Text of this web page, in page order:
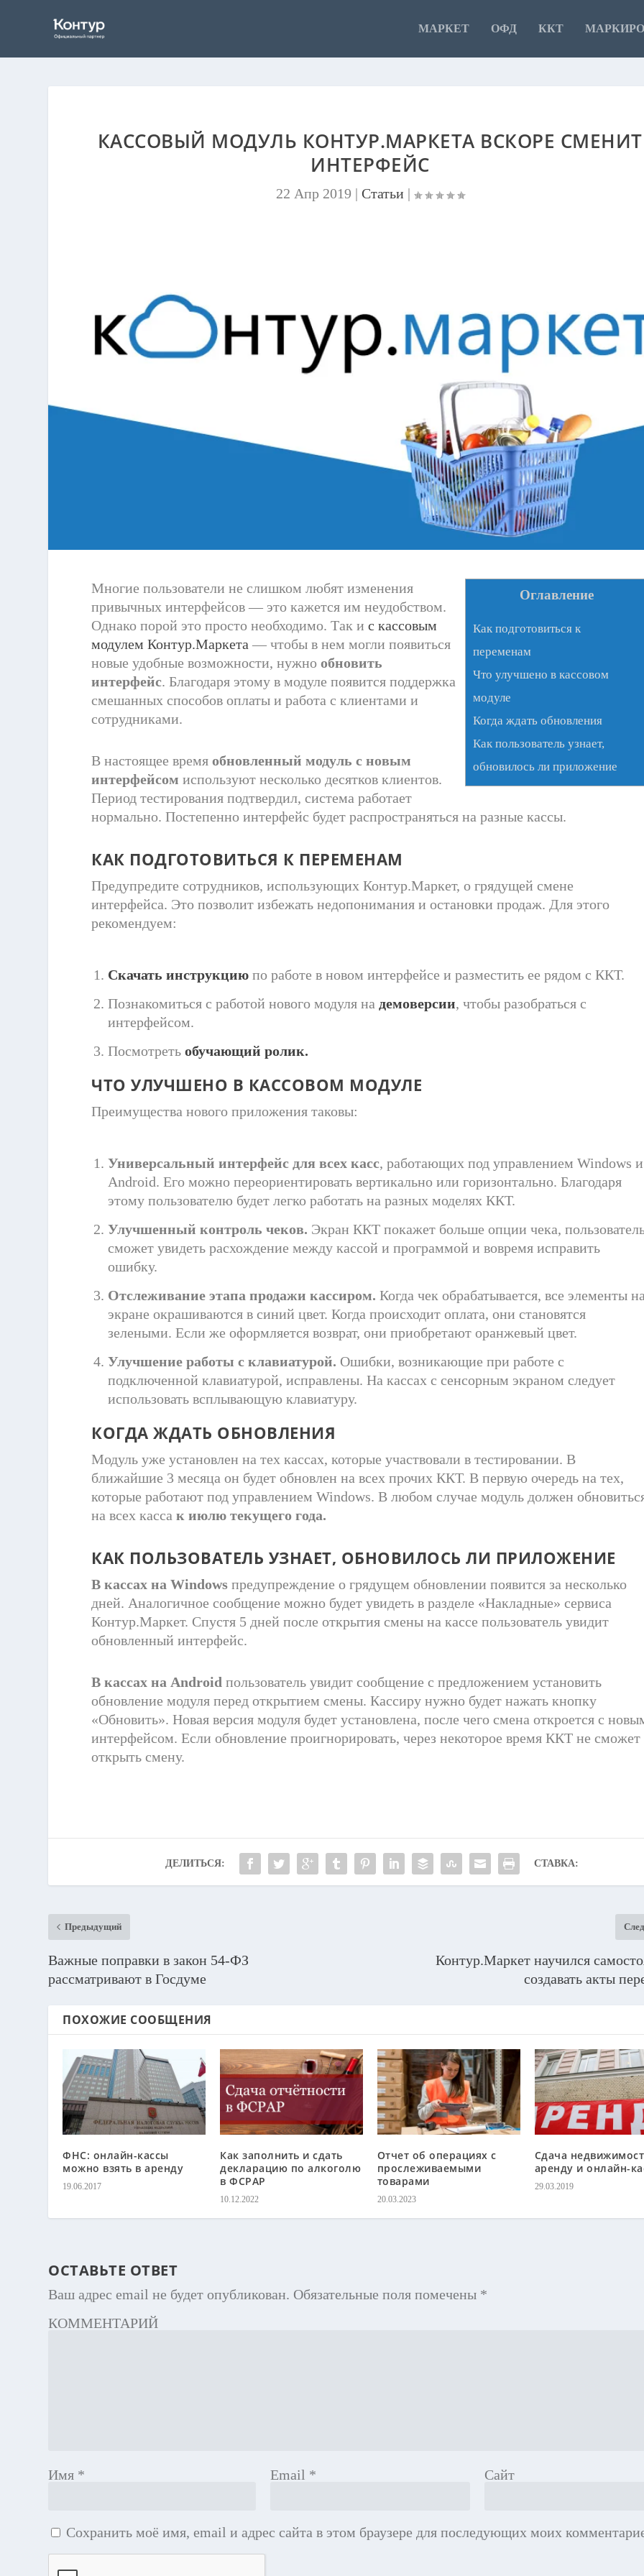
МАРКЕТ ОФД ККТ
КАССОВЫЙ МОДУЛЬ КОНТУР.МАРКЕТА ВСКОРЕ СМЕНИТ
ИНТЕРФЕЙС
22 Апр 2019 | Статьи |
Оглавление
Как подготовиться к
переменам
Что улучшено в кассовом
модуле
Когда ждать обновления
Как пользователь узнает,
обновилось ли приложение
Многие пользователи не слишком любят изменения
привычных интерфейсов — это кажется им неудобством.
Однако порой это просто необходимо. Так ис кассовым
модулем Контур.Маркета — чтобы в нем могли появиться
новые удобные возможности, нужнообновить
интерфейс. Благодаря этому в модуле появится поддержка
смешанных способов оплаты и работа с клиентами и
сотрудниками.
В настоящее времяобновленный модуль с новым
интерфейсом используют несколько десятков клиентов.
Период тестирования подтвердил, система работает
нормально. Постепенно интерфейс будет распространяться на разные кассы.
КАК ПОДГОТОВИТЬСЯ К ПЕРЕМЕНАМ
Предупредите сотрудников, использующих Контур.Маркет, о грядущей смене
интерфейса. Это позволит избежать недопонимания и остановки продаж. Для этого
рекомендуем:
Скачать инструкцию по работе в новом интерфейсе и разместить ее рядом с ККТ.
Познакомиться с работой нового модуля на демоверсии, чтобы разобраться с
интерфейсом.
Посмотретьобучающий ролик.
ЧТО УЛУЧШЕНО В КАССОВОМ МОДУЛЕ
Преимущества нового приложения таковы:
Универсальный интерфейс для всех касс, работающих под управлениемWindows и
Android. Его можно переориентировать вертикально или горизонтально. Благодаря
этому пользователю будет легко работать на разных моделях ККТ.
Улучшенный контроль чеков. Экран ККТ покажет больше опции чека,
сможет увидеть расхождение между кассой и программой и вовремя исправить
ошибку.
Отслеживание этапа продажи кассиром. Когда чек обрабатывается, все элементы
экране окрашиваются в синий цвет. Когда происходит оплата, они становятся
зелеными. Если же оформляется возврат, они приобретают оранжевый цвет.
Улучшение работы с клавиатурой. Ошибки, возникающие при работе с
подключенной клавиатурой, исправлены. На кассах с сенсорным экраном следует
использовать всплывающую клавиатуру.
КОГДА ЖДАТЬ ОБНОВЛЕНИЯ
Модуль уже установлен на тех кассах, которые участвовали в тестировании. В
ближайшие 3 месяца он будет обновлен на всех прочих ККТ. В первую очередь на тех,
которые работают под управлениемWindows.В любом случае модуль должен
на всех кассак июлю текущего года.
КАК ПОЛЬЗОВАТЕЛЬ УЗНАЕТ, ОБНОВИЛОСЬЛИ ПРИЛОЖЕНИЕ
В кассахна Windows предупреждение о грядущем обновлении появится за несколько
дней. Аналогичное сообщениеможно будет увидеть в разделе «Накладные»сервиса
Контур.Маркет. Спустя 5 дней после открытия смены на кассе пользователь увидит
обновленный интерфейс.
В кассах на Android пользователь увидит сообщение с предложениемустановить
обновлениемодуля перед открытием смены. Кассиру нужно будет нажать кнопку
«Обновить». Новая версия модуля будет установлена, после чегосмена откроетсяснов
интерфейсом.Если обновление проигнорировать, через некоторое времяККТ не сможет
открыть смену.
ДЕЛИТЬСЯ: СТАВКА:
Предыдущий
Важные поправки в закон 54-ФЗ
рассматривают в Госдуме
Контур.Маркет научился
создавать акты
ПОХОЖИЕ СООБЩЕНИЯ
ФНС: онлайн-кассы
можно взять в аренду
19.06.2017
Как заполнить и сдать
декларацию по алкоголю
в ФСРАР
10.12.2022
Отчет об операциях с
прослеживаемыми
товарами
20.03.2023
Сдача
аренду и онлайн-
29.03.2019
ОСТАВЬТЕ ОТВЕТ
Ваш адрес email не будет опубликован. Обязательные поля помечены *
КОММЕНТАРИЙ
Имя * Email * Сайт
Сохранить моё имя, email и адрес сайта в этом браузере для последующих моих